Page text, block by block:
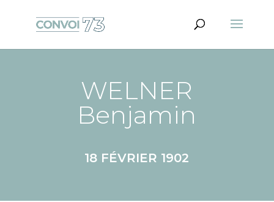
WELNER
Benjamin
18 FÉVRIER 1902